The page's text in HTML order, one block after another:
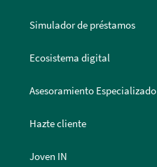
Simulador de préstamos
Ecosistema digital
Asesoramiento Especializado
Hazte cliente
Joven IN